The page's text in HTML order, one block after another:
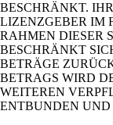
BESCHRÄNKT.
LIZENZGEBER IM
RAHMEN DIESER
BESCHRÄNKT
BETRÄGE
BETRAGS WIRD
WEITEREN
ENTBUNDEN UND